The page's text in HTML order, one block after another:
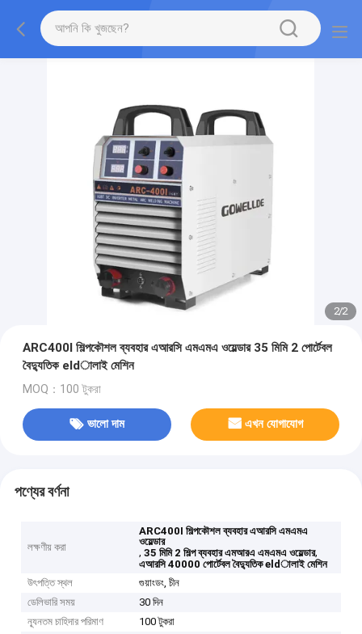
2/2
ARC400I শিল্পকৌশল ব্যবহার এআরসি এমএমএ ওয়েল্ডার 35 মিমি 2 পোর্টেবল
বৈদ্যুতিক eldালাই মেশিন
MOQ：100 টুকরা
ভালো দাম এখন যোগাযোগ
পণ্যের বর্ণনা
লক্ষণীয় করা
ARC400I শিল্পকৌশল ব্যবহার এআরসি এমএমএ
ওয়েল্ডার
,35 মিমি 2 শিল্প ব্যবহার এমআরএ এমএমএ ওয়েল্ডার,
এআরসি 40000 পোর্টেবল বৈদ্যুতিক eldালাই মেশিন
উৎপত্তি স্থল
গুয়াংডং, চীন
ডেলিভারি সময়
30 দিন
ন্যূনতম চাহিদার পরিমাণ
100 টুকরা